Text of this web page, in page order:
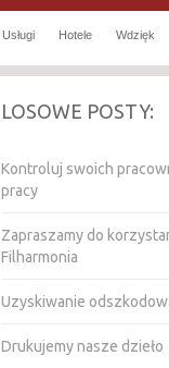
Usługi Hotele Wdzięk
LOSOWE POSTY:
Kontroluj swoich
pracy
Zapraszamy do
Filharmonia
Uzyskiwanie
Drukujemy nasze dzieło